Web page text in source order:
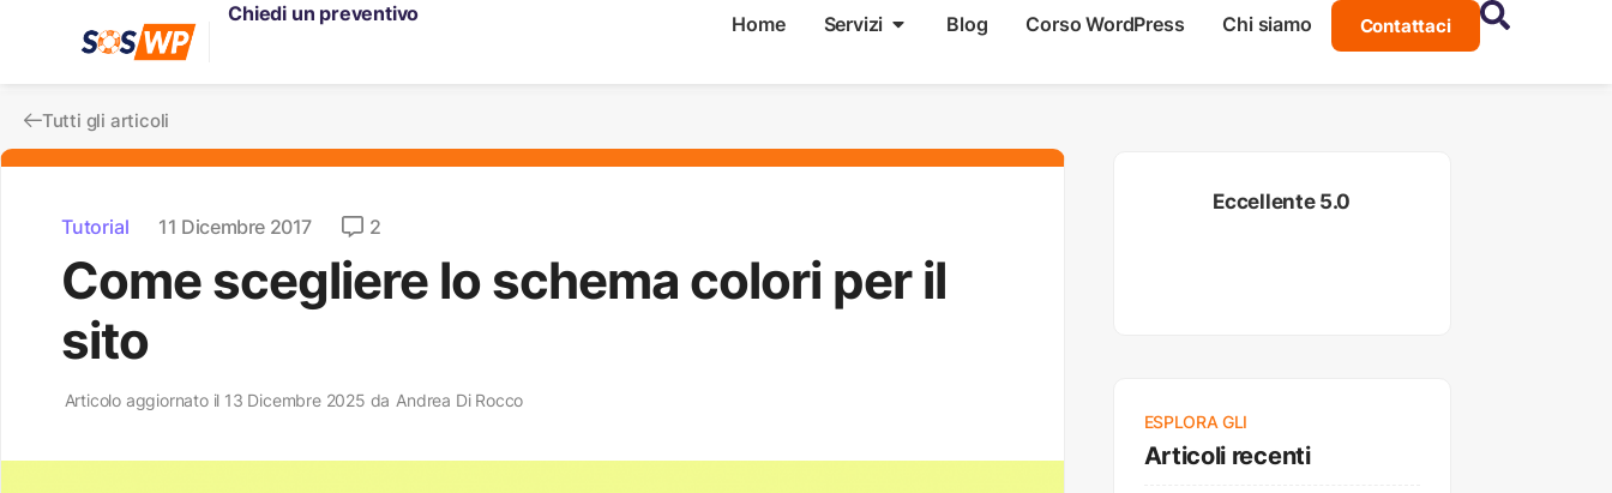
Home Servizi Blog Corso WordPress Chi siamo Contattaci
Chiedi un preventivo
Tutti gli articoli
Tutorial 11 Dicembre 2017 2
Come scegliere lo schema colori per il
sito
Articolo aggiornato il 13 Dicembre 2025 da Andrea Di Rocco
Eccellente 5.0
ESPLORA GLI
Articoli recenti